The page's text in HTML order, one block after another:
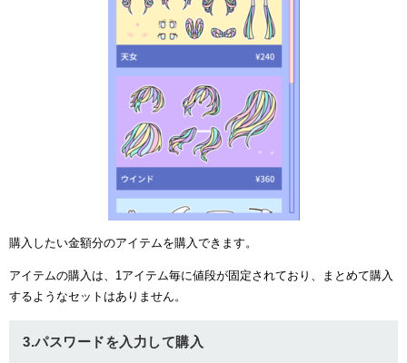
購入したい金額分のアイテムを購入できます。
アイテムの購入は、1アイテム毎に値段が固定されており、まとめて購入
するようなセットはありません。
3.パスワードを入力して購入